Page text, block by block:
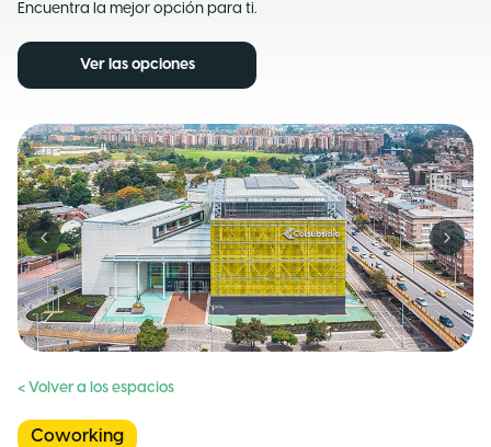
Encuentra la mejor opción para ti.
Ver las opciones
Previous slide Next
< Volver a los espacios
Coworking